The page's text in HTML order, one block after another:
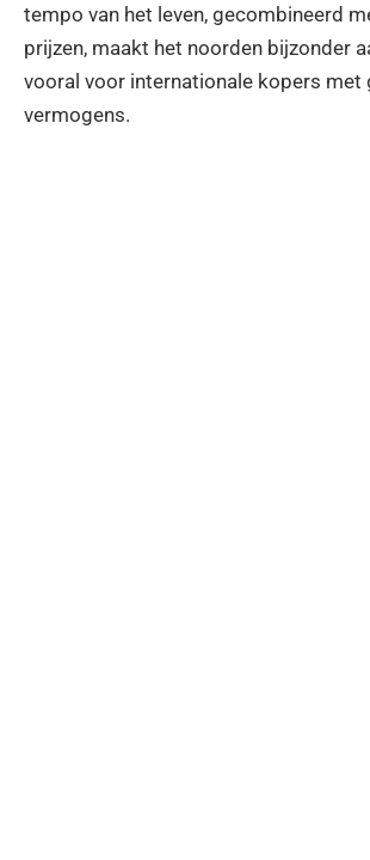
tempo van het leven, gecombineerd
prijzen, maakt het noorden bijzonder
vooral voor internationale kopers met
vermogens.